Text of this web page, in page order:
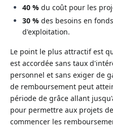
40 % du coût pour les
30 % des besoins en
d'exploitation.
Le point le plus attractif est
est accordée sans taux
personnel et sans exiger de
de remboursement peut
période de grâce allant
pour permettre aux projets
commencer les